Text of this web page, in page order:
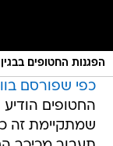
הפגנות החטופים בבגין
כפי שפורסם
החטופים